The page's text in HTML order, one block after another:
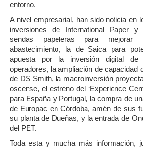
entorno.
A nivel empresarial, han sido noticia en
inversiones de International Paper
sendas papeleras para mejorar
abastecimiento, la de Saica para
apuesta por la inversión digital de
operadores, la ampliación de capacidad
de DS Smith, la macroinversión
oscense, el estreno del ‘Experience
para España y Portugal, la compra de
de Europac en Córdoba, amén de sus
su planta de Dueñas, y la entrada de
del PET.
Toda esta y mucha más información,